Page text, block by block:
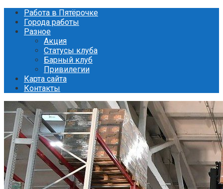
Перейти
контенту
Работа в Пятёрочке
Города работы
Разное
Акция
Статусы клуба
Барный клуб
Привилегии
Карта сайта
Контакты